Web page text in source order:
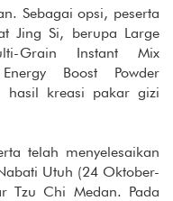
Sebagai opsi, peserta
Jing Si, berupa Large
Grain Instant Mix
Boost Powder
hasil kreasi pakar gizi
telah menyelesaikan
Utuh (24 Oktober-
Tzu Chi Medan. Pada